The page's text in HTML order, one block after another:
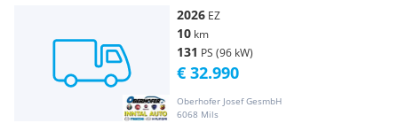
2026 EZ
10 km
131 PS (96 kW)
Oberhofer Josef GesmbH
6068 Mils
€ 32.990